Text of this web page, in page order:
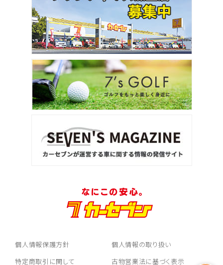
個人情報保護方針
個人情報の取り扱い
特定商取引に関して
古物営業法に基づく表示